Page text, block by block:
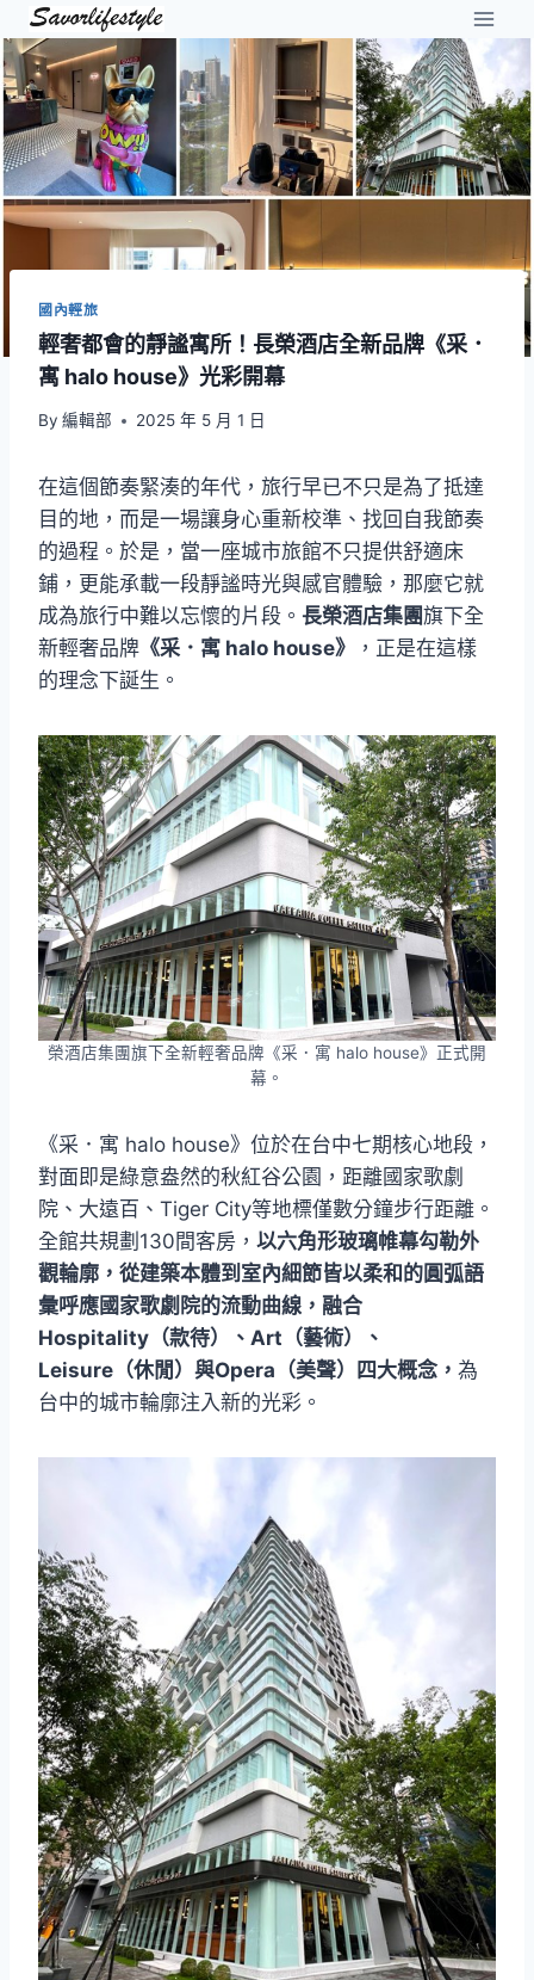
Skip
to
content
國內輕旅
輕奢都會的靜謐寓所！長榮酒店全新品牌《采．
寓 halo house》光彩開幕
By 編輯部 2025 年 5 月 1 日
在這個節奏緊湊的年代，旅行早已不只是為了抵達
目的地，而是一場讓身心重新校準、找回自我節奏
的過程。於是，當一座城市旅館不只提供舒適床
鋪，更能承載一段靜謐時光與感官體驗，那麼它就
成為旅行中難以忘懷的片段。 長榮酒店集團旗下全
新輕奢品牌 《采．寓 halo house》
，正是在這樣
的理念下誕生。
榮酒店集團旗下全新輕奢品牌《采．寓 halo house》正式開
幕。
《采．寓 halo house》位於在台中七期核心地段，
對面即是綠意盎然的秋紅谷公園，距離國家歌劇
院、大遠百、Tiger City等地標僅數分鐘步行距離。
全館共規劃130間客房， 以六角形玻璃帷幕勾勒外
觀輪廓，從建築本體到室內細節皆以柔和的圓弧語
彙呼應國家歌劇院的流動曲線，融合
Hospitality（款待）、Art（藝術）、
Leisure（休閒）與Opera（美聲）四大概念， 為
台中的城市輪廓注入新的光彩。